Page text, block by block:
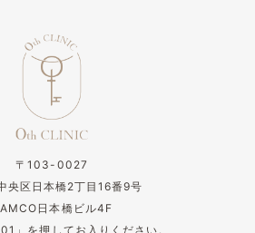
〒103-0027
央区日本橋2丁目16番9号
日本橋ビル4F
」を押してお入りください。